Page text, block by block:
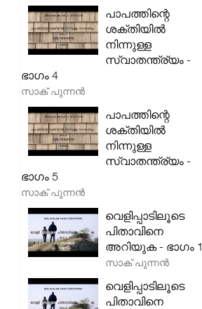
പാപത്തിന്റെ
ശക്തിയിൽ
നിന്നുള്ള
സ്വാതന്ത്ര്യം -
ഭാഗം 4
സാക് പുന്നൻ
പാപത്തിന്റെ
ശക്തിയിൽ
നിന്നുള്ള
സ്വാതന്ത്ര്യം -
ഭാഗം 5
സാക് പുന്നൻ
വെളിപ്പാടിലൂടെ
പിതാവിനെ
അറിയുക - ഭാഗം 1
സാക് പുന്നൻ
വെളിപ്പാടിലൂടെ
പിതാവിനെ